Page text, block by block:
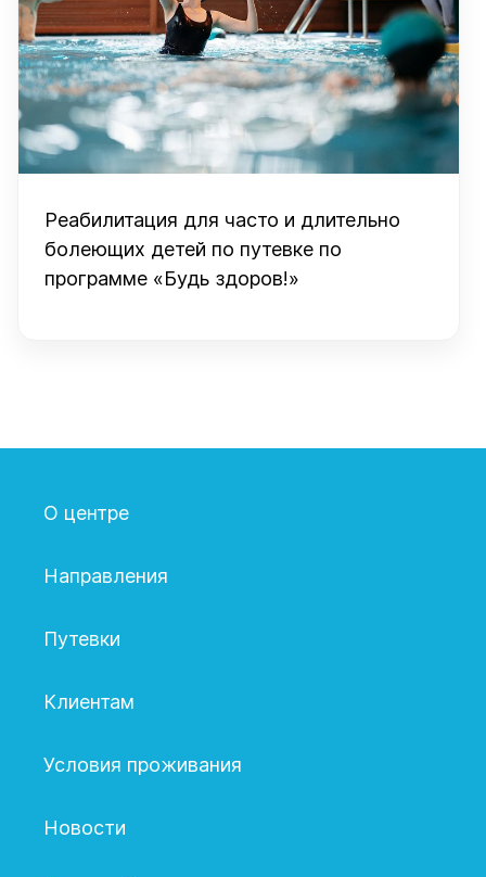
Реабилитация для часто и длительно
болеющих детей по путевке по
программе «Будь здоров!»
О центре
Направления
Путевки
Клиентам
Условия проживания
Новости